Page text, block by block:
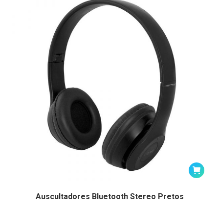
Auscultadores Bluetooth Stereo Pretos